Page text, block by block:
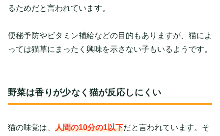
るためだと言われています。
便秘予防やビタミン補給などの目的もありますが、猫によ
っては猫草にまったく興味を示さない子もいるようです。
野菜は香りが少なく猫が反応しにくい
猫の味覚は、 人間の10分の1以下だと言われています。そ